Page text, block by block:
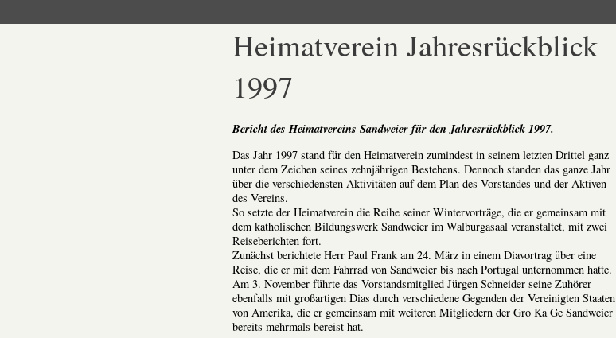
Heimatverein Jahresrückblick
1997
Bericht des Heimatvereins Sandweier für den Jahresrückblick 1997.
Das Jahr 1997 stand für den Heimatverein zumindest in seinem letzten Drittel ganz
unter dem Zeichen seines zehnjährigen Bestehens. Dennoch standen das ganze Jahr
über die verschiedensten Aktivitäten auf dem Plan des Vorstandes und der Aktiven
des Vereins.
So setzte der Heimatverein die Reihe seiner Wintervorträge, die er gemeinsam mit
dem katholischen Bildungswerk Sandweier im Walburgasaal veranstaltet, mit zwei
Reiseberichten fort.
Zunächst berichtete Herr Paul Frank am 24. März in einem Diavortrag über eine
Reise, die er mit dem Fahrrad von Sandweier bis nach Portugal unternommen hatte.
Am 3. November führte das Vorstandsmitglied Jürgen Schneider seine Zuhörer
ebenfalls mit großartigen Dias durch verschiedene Gegenden der Vereinigten Staaten
von Amerika, die er gemeinsam mit weiteren Mitgliedern der Gro Ka Ge Sandweier
bereits mehrmals bereist hat.